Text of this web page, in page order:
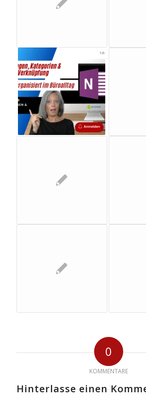
0
KOMMENTARE
Hinterlasse einen